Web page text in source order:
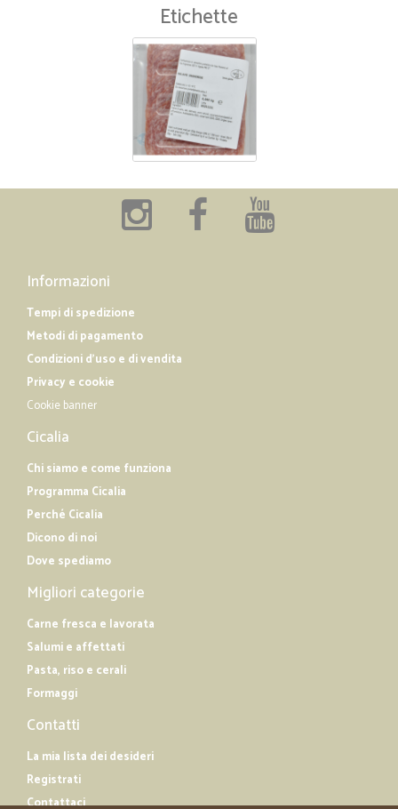
Etichette
Informazioni
Tempi di spedizione
Metodi di pagamento
Condizioni d'uso e di vendita
Privacy e cookie
Cookie banner
Cicalia
Chi siamo e come funziona
Programma Cicalia
Perché Cicalia
Dicono di noi
Dove spediamo
Migliori categorie
Carne fresca e lavorata
Salumi e affettati
Pasta, riso e cerali
Formaggi
Contatti
La mia lista dei desideri
Registrati
Contattaci